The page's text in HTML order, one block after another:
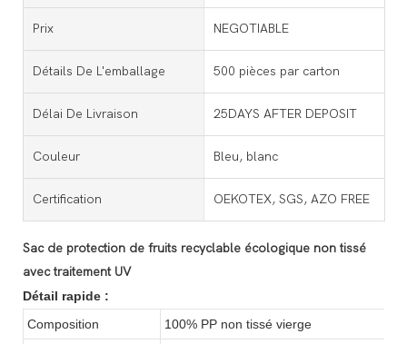
Prix NEGOTIABLE
Détails De L'emballage 500 pièces par carton
Délai De Livraison 25DAYS AFTER DEPOSIT
Couleur Bleu, blanc
Certification OEKOTEX, SGS, AZO FREE
Sac de protection de fruits recyclable écologique non tissé
avec traitement UV
Détail rapide :
Composition
100% PP non tissé vierge